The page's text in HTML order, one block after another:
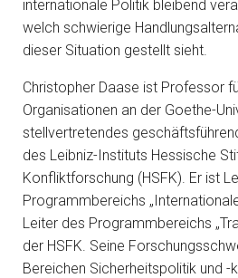
internationale Politik bleibend
welch schwierige
dieser Situation gestellt sieht.
Christopher Daase ist Professor
Organisationen an der Goethe-
stellvertretendes
des Leibniz-Instituts Hessische
Konfliktforschung (HSFK). Er ist
Programmbereichs
Leiter des Programmbereichs
der HSFK. Seine
Bereichen Sicherheitspolitik und -